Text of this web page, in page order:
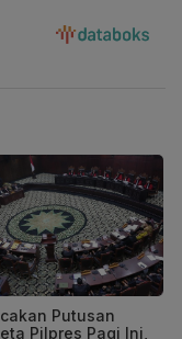
Putusan
Pilpres Pagi Ini,